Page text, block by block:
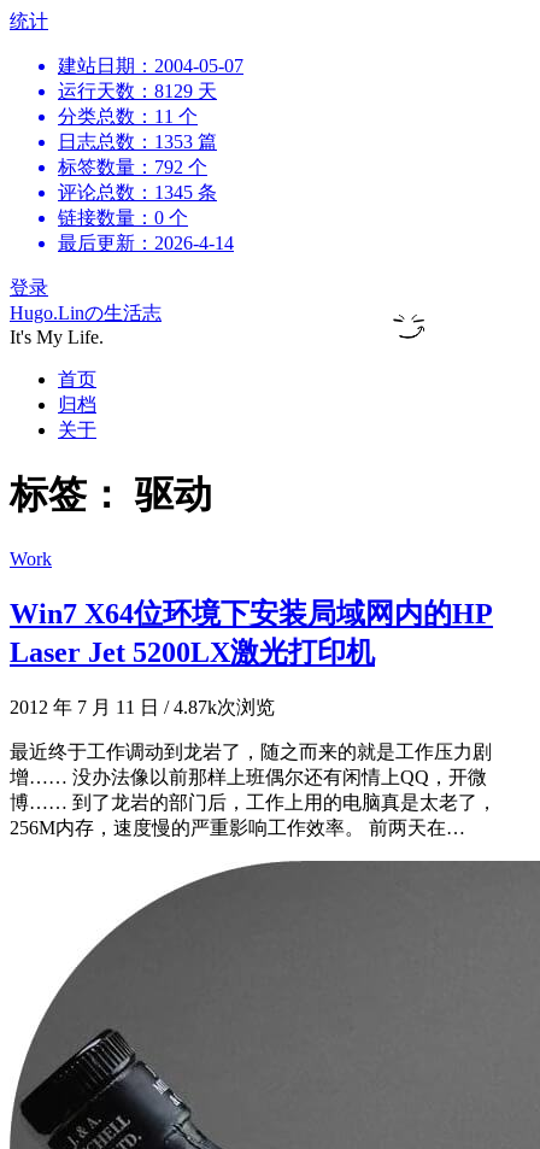
跳
统计
建站日期：2004-05-07
运行天数：8129 天
分类总数：11 个
日志总数：1353 篇
标签数量：792 个
评论总数：1345 条
链接数量：0 个
最后更新：2026-4-14
登录
Hugo.Linの生活志
It's My Life.
首页
归档
关于
标签： 驱动
Work
Win7 X64位环境下安装局域网内的HP
Laser Jet 5200LX激光打印机
2012 年 7 月 11 日 /4.87k次浏览
最近终于工作调动到龙岩了，随之而来的就是工作压力剧
增…… 没办法像以前那样上班偶尔还有闲情上QQ，开微
博…… 到了龙岩的部门后，工作上用的电脑真是太老了，
256M内存，速度慢的严重影响工作效率。 前两天在…